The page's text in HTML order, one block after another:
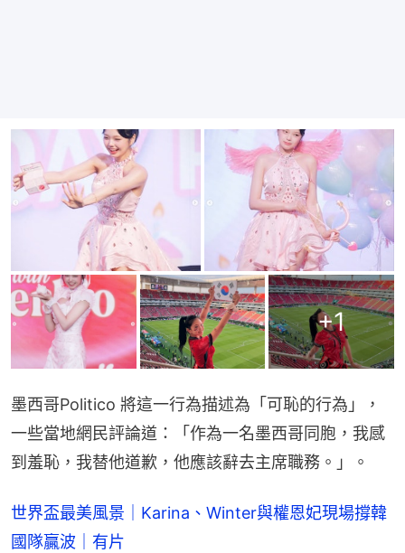
+1
墨西哥Politico 將這一行為描述為「可恥的行為」，
一些當地網民評論道：「作為一名墨西哥同胞，我感
到羞恥，我替他道歉，他應該辭去主席職務。」。
世界盃最美風景｜Karina、Winter與權恩妃現場撐韓
國隊贏波｜有片